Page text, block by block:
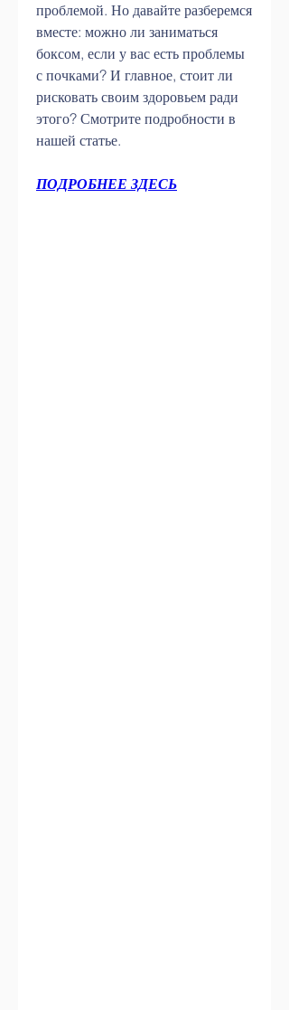
проблемой. Но давайте разберемся
вместе: можно ли заниматься
боксом, если у вас есть проблемы
с почками? И главное, стоит ли
рисковать своим здоровьем ради
этого? Смотрите подробности в
нашей статье.
ПОДРОБНЕЕ ЗДЕСЬ